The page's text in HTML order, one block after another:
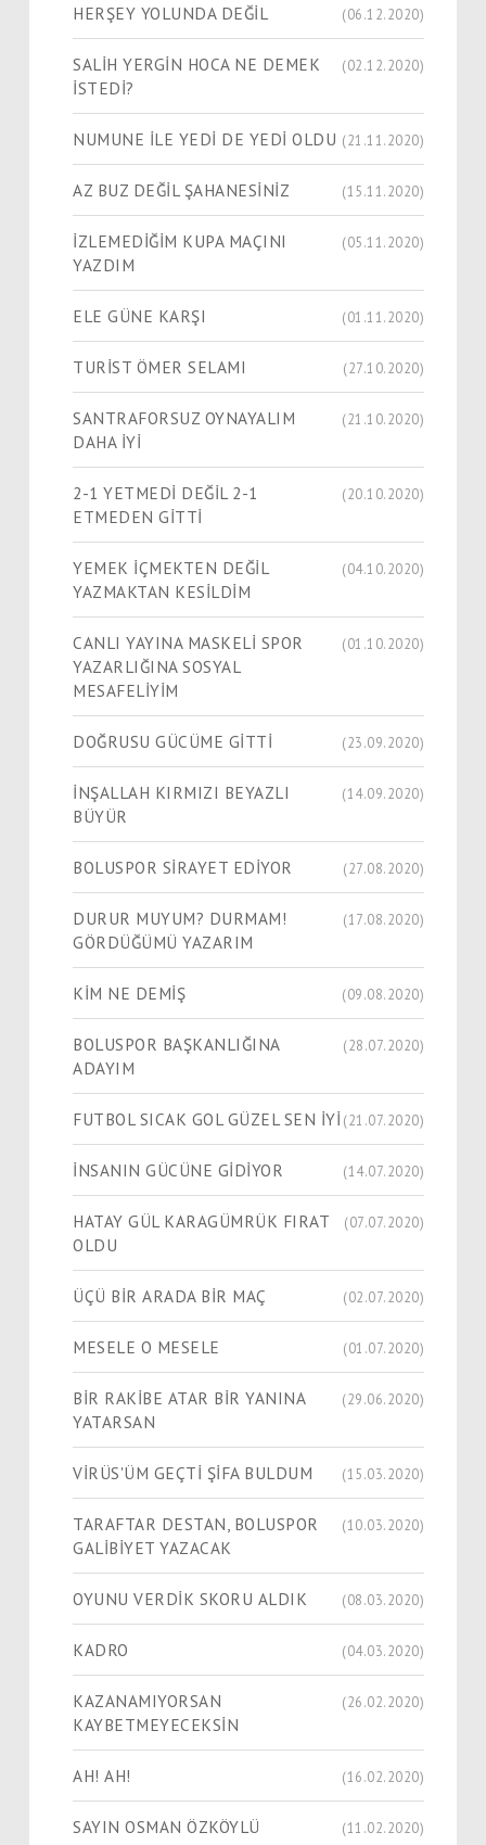
HERŞEY YOLUNDA DEĞİL (06.12.2020)
SALİH YERGİN HOCA NE DEMEK
İSTEDİ?
(02.12.2020)
NUMUNE İLE YEDİ DE YEDİ OLDU (21.11.2020)
AZ BUZ DEĞİL ŞAHANESİNİZ (15.11.2020)
İZLEMEDİĞİM KUPA MAÇINI
YAZDIM
(05.11.2020)
ELE GÜNE KARŞI (01.11.2020)
TURİST ÖMER SELAMI (27.10.2020)
SANTRAFORSUZ OYNAYALIM
DAHA İYİ
(21.10.2020)
2-1 YETMEDİ DEĞİL 2-1
ETMEDEN GİTTİ
(20.10.2020)
YEMEK İÇMEKTEN DEĞİL
YAZMAKTAN KESİLDİM
(04.10.2020)
CANLI YAYINA MASKELİ SPOR
YAZARLIĞINA SOSYAL
MESAFELİYİM
(01.10.2020)
DOĞRUSU GÜCÜME GİTTİ (23.09.2020)
İNŞALLAH KIRMIZI BEYAZLI
BÜYÜR
(14.09.2020)
BOLUSPOR SİRAYET EDİYOR (27.08.2020)
DURUR MUYUM? DURMAM!
GÖRDÜĞÜMÜ YAZARIM
(17.08.2020)
KİM NE DEMİŞ (09.08.2020)
BOLUSPOR BAŞKANLIĞINA
ADAYIM
(28.07.2020)
FUTBOL SICAK GOL GÜZEL SEN İYİ (21.07.2020)
İNSANIN GÜCÜNE GİDİYOR (14.07.2020)
HATAY GÜL KARAGÜMRÜK FIRAT
OLDU
(07.07.2020)
ÜÇÜ BİR ARADA BİR MAÇ (02.07.2020)
MESELE O MESELE (01.07.2020)
BİR RAKİBE ATAR BİR YANINA
YATARSAN
(29.06.2020)
VİRÜS'ÜM GEÇTİ ŞİFA BULDUM (15.03.2020)
TARAFTAR DESTAN, BOLUSPOR
GALİBİYET YAZACAK
(10.03.2020)
OYUNU VERDİK SKORU ALDIK (08.03.2020)
KADRO (04.03.2020)
KAZANAMIYORSAN
KAYBETMEYECEKSİN
(26.02.2020)
AH! AH! (16.02.2020)
SAYIN OSMAN ÖZKÖYLÜ
(11.02.2020)